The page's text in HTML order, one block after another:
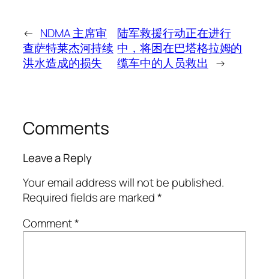
← NDMA 主席审
查萨特莱杰河持续
洪水造成的损失
陆军救援行动正在进行
中，将困在巴塔格拉姆的
缆车中的人员救出
→
Comments
Leave a Reply
Your email address will not be published.
Required fields are marked*
Comment*